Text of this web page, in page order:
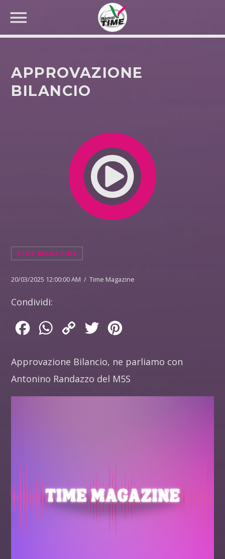
APPROVAZIONE
BILANCIO
TIME MAGAZINE
20/03/2025 12:00:00 AM / Time Magazine
Condividi:
FacebookWhatsApp
Copy
Twitter
Approvazione Bilancio, ne parliamo con
Antonino Randazzo del M5S